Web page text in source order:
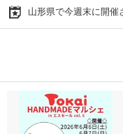
山形県で今週末に開催